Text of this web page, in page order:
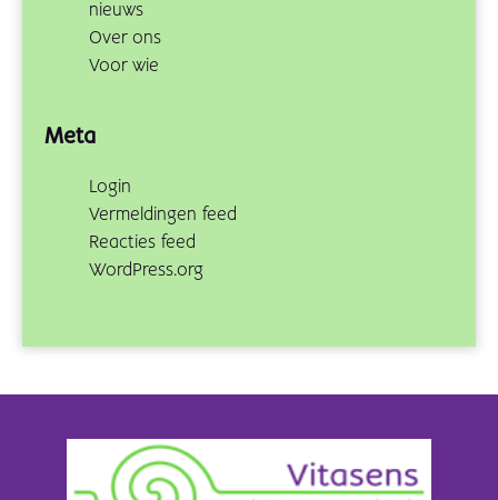
nieuws
Over ons
Voor wie
Meta
Login
Vermeldingen feed
Reacties feed
WordPress.org